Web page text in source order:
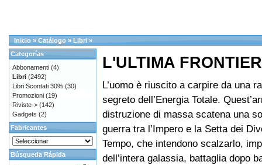
Inicio » Catálogo » Libri »
L'ULTIMA
L’uomo è riuscito a carpire da una
segreto dell’Energia Totale.
distruzione di massa scatena una
guerra tra l’Impero e la Setta dei
Tempo, che intendono scalzarlo,
dell’intera galassia, battaglia dopo
Categorías
Abbonamenti (4)
Libri (2492)
Libri Scontati 30% (30)
Promozioni (19)
Riviste-> (142)
Gadgets (2)
Fabricantes
Búsqueda Rápida